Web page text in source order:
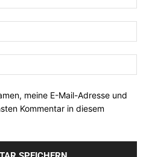
meine E-Mail-Adresse und
Kommentar in diesem